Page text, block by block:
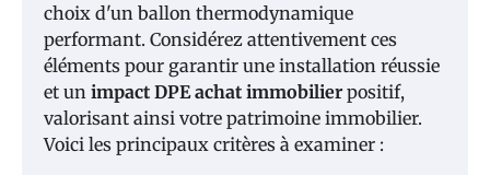
choix d'un ballon thermodynamique
performant. Considérez attentivement ces
éléments pour garantir une installation réussie
et un impact DPE achat immobilier positif,
valorisant ainsi votre patrimoine immobilier.
Voici les principaux critères à examiner :